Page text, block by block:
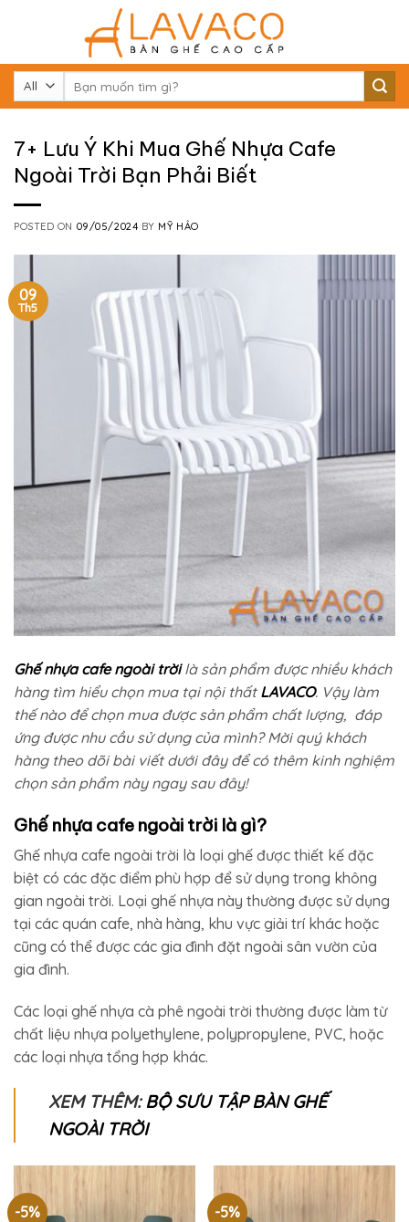
kiếm:
7+ Lưu Ý Khi Mua Ghế Nhựa Cafe
Ngoài Trời Bạn Phải Biết
POSTED ON 09/05/2024 BY MỸ HẢO
09
Th5
Ghế nhựa cafe ngoài trờilà sản phẩm được nhiều khách
hàng tìm hiểu chọn mua tại nội thất LAVACO. Vậy làm
thế nào để chọn mua được sản phẩm chất lượng, đáp
ứng được nhu cầu sử dụng của mình? Mời quý khách
hàng theo dõi bài viết dưới đây để có thêm kinh nghiệm
chọn sản phẩm này ngay sau đây!
Ghế nhựa cafe ngoài trời là gì?
Ghế nhựa cafe ngoài trời là loại ghế được thiết kế đặc
biệt có các đặc điểm phù hợp để sử dụng trong không
gian ngoài trời. Loại ghế nhựa này thường được sử dụng
tại các quán cafe, nhà hàng, khu vực giải trí khác hoặc
cũng có thể được các gia đình đặt ngoài sân vườn của
gia đình.
Các loại ghế nhựa cà phê ngoài trời thường được làm từ
chất liệu nhựa polyethylene, polypropylene, PVC, hoặc
các loại nhựa tổng hợp khác.
XEM THÊM: BỘ SƯU TẬP BÀN GHẾ
NGOÀI TRỜI
-5% -5%